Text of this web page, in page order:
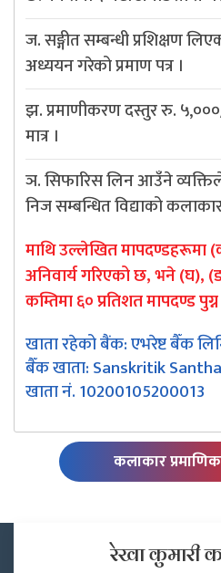
ज. सङ्गीत सम्बन्धी प्रशिक्षण
अध्ययन गरेको प्रमाण पत्र ।
झ. प्रमाणीकरण दस्तुर रु.
मात्र ।
ञ. सिफारिस लिन आउँने
निज सम्बन्धित विद्याको
माथि उल्लेखित
अनिवार्य गरिएको छ, भने (घ),
कम्तिमा ६० प्रतिशत मापदण्ड
खाता रहेको बैंक: एभरेष्ट बैँक
बैँक खाता: Sanskritik
खाता नं. 10200105200013
कलाकार
रेखा कुमारी